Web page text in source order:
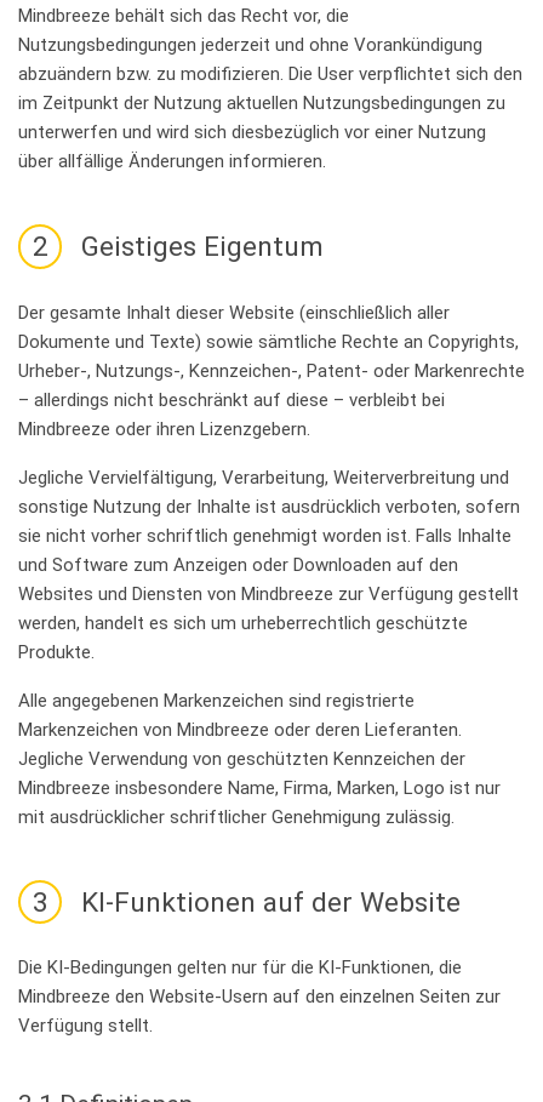
Mindbreeze behält sich das Recht vor, die
Nutzungsbedingungen jederzeit und ohne Vorankündigung
abzuändern bzw. zu modifizieren. Die User verpflichtet sich den
im Zeitpunkt der Nutzung aktuellen Nutzungsbedingungen zu
unterwerfen und wird sich diesbezüglich vor einer Nutzung
über allfällige Änderungen informieren.
2 Geistiges Eigentum
Der gesamte Inhalt dieser Website (einschließlich aller
Dokumente und Texte) sowie sämtliche Rechte an Copyrights,
Urheber-, Nutzungs-, Kennzeichen-, Patent- oder Markenrechte
– allerdings nicht beschränkt auf diese – verbleibt bei
Mindbreeze oder ihren Lizenzgebern.
Jegliche Vervielfältigung, Verarbeitung, Weiterverbreitung und
sonstige Nutzung der Inhalte ist ausdrücklich verboten, sofern
sie nicht vorher schriftlich genehmigt worden ist. Falls Inhalte
und Software zum Anzeigen oder Downloaden auf den
Websites und Diensten von Mindbreeze zur Verfügung gestellt
werden, handelt es sich um urheberrechtlich geschützte
Produkte.
Alle angegebenen Markenzeichen sind registrierte
Markenzeichen von Mindbreeze oder deren Lieferanten.
Jegliche Verwendung von geschützten Kennzeichen der
Mindbreeze insbesondere Name, Firma, Marken, Logo ist nur
mit ausdrücklicher schriftlicher Genehmigung zulässig.
3 KI-Funktionen auf der Website
Die KI-Bedingungen gelten nur für die KI-Funktionen, die
Mindbreeze den Website-Usern auf den einzelnen Seiten zur
Verfügung stellt.